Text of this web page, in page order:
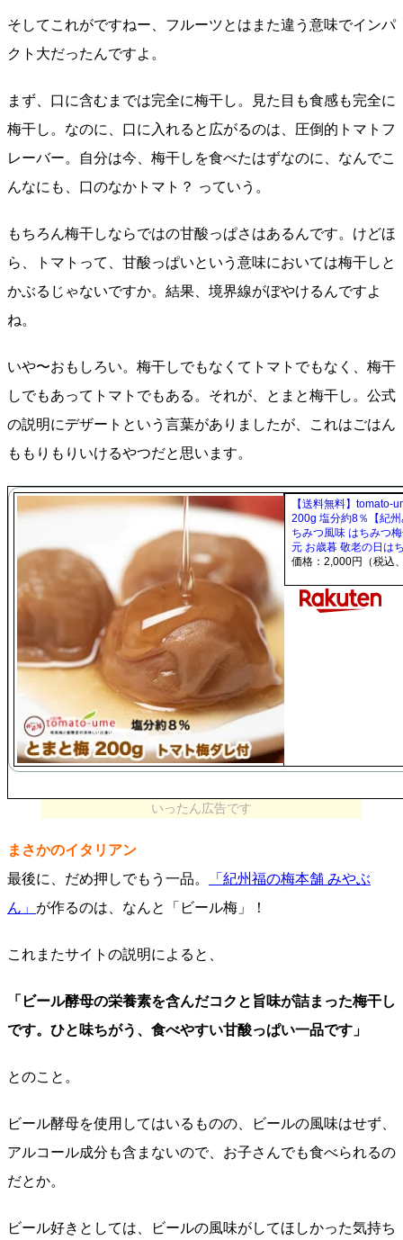
そしてこれがですねー、フルーツとはまた違う意味でインパ
クト大だったんですよ。
まず、口に含むまでは完全に梅干し。見た目も食感も完全に
梅干し。なのに、口に入れると広がるのは、圧倒的トマトフ
レーバー。自分は今、梅干しを食べたはずなのに、なんでこ
んなにも、口のなかトマト？ っていう。
もちろん梅干しならではの甘酸っぱさはあるんです。けどほ
ら、トマトって、甘酸っぱいという意味においては梅干しと
かぶるじゃないですか。結果、境界線がぼやけるんですよ
ね。
いや〜おもしろい。梅干しでもなくてトマトでもなく、梅干
しでもあってトマトでもある。それが、とまと梅干し。公式
の説明にデザートという言葉がありましたが、これはごはん
ももりもりいけるやつだと思います。
【送料無料】tomato-
200g 塩分約8％【紀
ちみつ風味 はちみつ
元 お歳暮 敬老の日は
価格：2,000円（税込
いったん広告です
まさかのイタリアン
最後に、だめ押しでもう一品。
「紀州福の梅本舗 みやぶ
ん」 が作るのは、なんと「ビール梅」！
これまたサイトの説明によると、
「ビール酵母の栄養素を含んだコクと旨味が詰まった梅干し
です。ひと味ちがう、食べやすい甘酸っぱい一品です」
とのこと。
ビール酵母を使用してはいるものの、ビールの風味はせず、
アルコール成分も含まないので、お子さんでも食べられるの
だとか。
ビール好きとしては、ビールの風味がしてほしかった気持ち